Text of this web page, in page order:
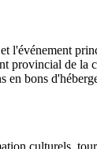
l'événement
provincial de la
bons
culturels,